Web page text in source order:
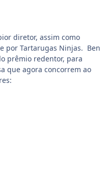
diretor, assim como
por Tartarugas Ninjas. Ben
prêmio redentor, para
que agora concorrem ao